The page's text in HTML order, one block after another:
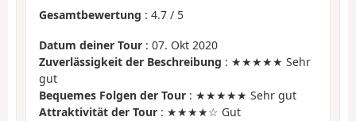
Gesamtbewertung : 4.7 / 5
Datum deiner Tour : 07. Okt 2020
Zuverlässigkeit der Beschreibung : ★★★★★ Sehr
gut
Bequemes Folgen der Tour : ★★★★★ Sehr gut
Attraktivität der Tour : ★★★★☆ Gut